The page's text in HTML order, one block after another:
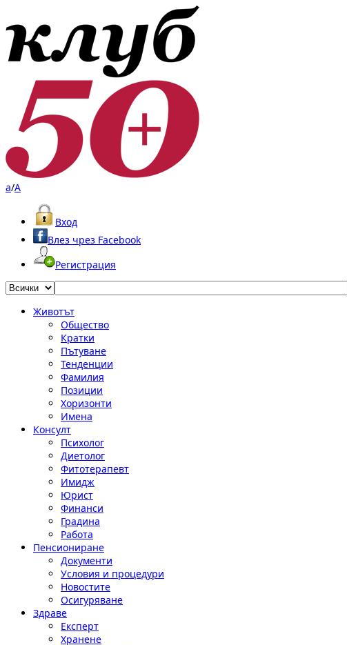
a/A
Вход
Влез чрез Facebook
Регистрация
Животът
Общество
Кратки
Пътуване
Тенденции
Фамилия
Позиции
Хоризонти
Имена
Консулт
Психолог
Диетолог
Фитотерапевт
Имидж
Юрист
Финанси
Градина
Работа
Пенсиониране
Документи
Условия и процедури
Новостите
Осигуряване
Здраве
Експерт
Хранене